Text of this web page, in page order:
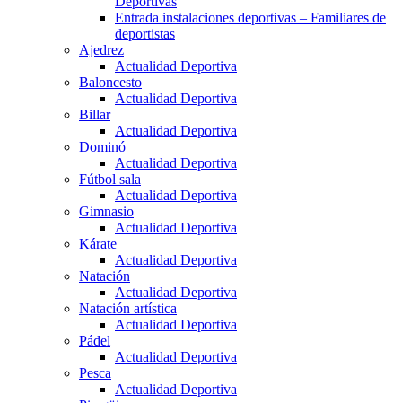
Entrada instalaciones deportivas – Familiares de
deportistas
Ajedrez
Actualidad Deportiva
Baloncesto
Actualidad Deportiva
Billar
Actualidad Deportiva
Dominó
Actualidad Deportiva
Fútbol sala
Actualidad Deportiva
Gimnasio
Actualidad Deportiva
Kárate
Actualidad Deportiva
Natación
Actualidad Deportiva
Natación artística
Actualidad Deportiva
Pádel
Actualidad Deportiva
Pesca
Actualidad Deportiva